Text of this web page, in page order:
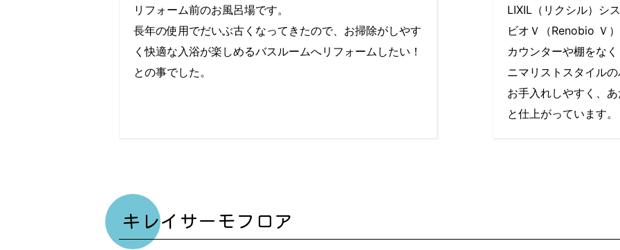
リフォーム前のお風呂場です。
長年の使用でだいぶ古くなってきたので、お掃除がしやす
く快適な入浴が楽しめるバスルームへリフォームしたい！
との事でした。
LIXIL（リクシル）シ
ビオＶ（Renobio Ｖ
カウンターや棚をな
ニマリストスタイル
お手入れしやすく、
と仕上がっています。
キレイサーモフロア